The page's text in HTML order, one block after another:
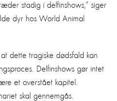
stadig i delfinshows,” siger
dyr hos World Animal
dette tragiske dødsfald kan
Delfinshows gør intet
et overstået kapitel.
skal gennemgås.